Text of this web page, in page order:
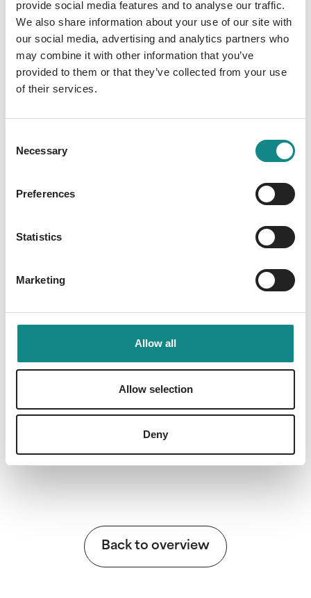
provide social media features and to analyse our traffic.
We also share information about your use of our site with
our social media, advertising and analytics partners who
may combine it with other information that you’ve
provided to them or that they’ve collected from your use
of their services.
Selection
Necessary
Preferences
Statistics
Marketing
Allow all
Allow selection
Deny
Witz unterstützt, egal was Nina wieder
anstellt. Mit Nurianer – Gespaltene Welten ist
Christina Degenhardt wieder eine
mitreißende und einzigartige Geschichte
voller Freundschaft, Verrat, Liebe,
und mit sehr viel Herz erzählt sie die
Geschichte eines jungen Mädchens, das in
eine neue Welt eintaucht, ein Leben in und
zudem Hals über Kopf verliebt. Die
beschäftigt sich mit wichtigen Themen wie
Naturschutz, der typischen Zukunftsfrage
junger Mädchen und starker Familienbande.
Christina Degenhardt verzaubert erneut
Back to overview